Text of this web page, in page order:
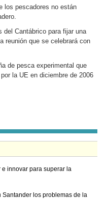
los pescadores no están
del Cantábrico para fijar una
reunión que se celebrará con
de pesca experimental que
la UE en diciembre de 2006
e innovar para superar la
los problemas de la